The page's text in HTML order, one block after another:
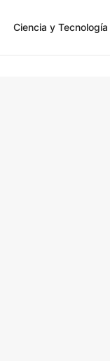
Ciencia y Tecnología